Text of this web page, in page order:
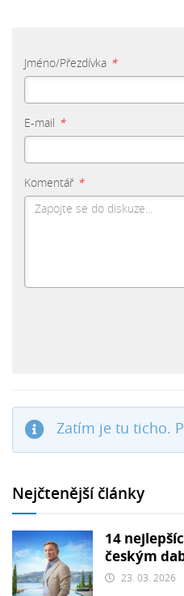
Jméno/Přezdívka *
E-mail *
Komentář *
Zatím je tu ticho.
Nejčtenější články
14
českým
23. 03. 2026